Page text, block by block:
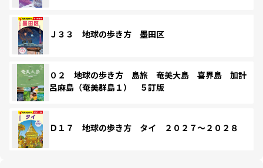
Ｊ３３ 地球の歩き方 墨田区
０２ 地球の歩き方 島旅 奄美大島 喜界島 加計
呂麻島（奄美群島１） ５訂版
Ｄ１７ 地球の歩き方 タイ ２０２７～２０２８